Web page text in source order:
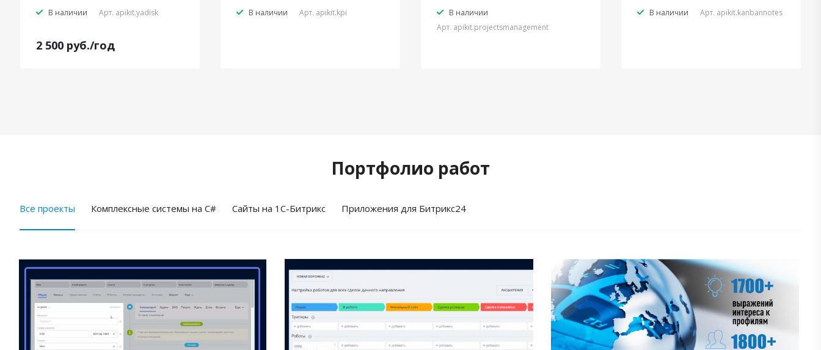
В наличии Арт. apikit.yadisk
2 500 руб./год
В наличии Арт. apikit.kpi
В наличии
Арт. apikit.projectsmanagement
В наличии Арт. apikit.kanbannotes
Портфолио работ
Все проекты Комплексные системы на C# Cайты на 1С-Битрикс Приложения для Битрикс24
Смотреть проект